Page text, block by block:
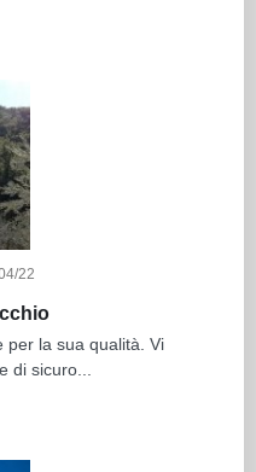
22
per la sua qualità. Vi
di sicuro...